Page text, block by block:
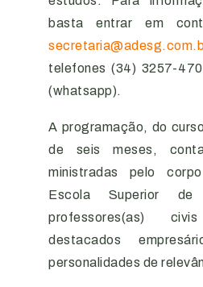
basta entrar em
telefones (34) 3257-
(whatsapp).
A programação, do
de seis meses,
ministradas pelo
Escola Superior de
professores(as)
destacados
personalidades de